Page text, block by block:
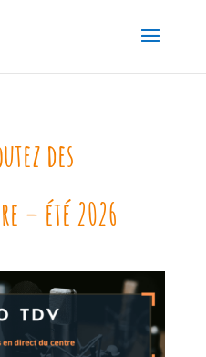
des
– été 2026